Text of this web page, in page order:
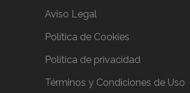
Aviso Legal
Política de Cookies
Política de privacidad
Términos y Condiciones de Uso